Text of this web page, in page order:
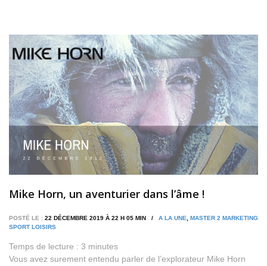
Mike Horn, un aventurier dans l’âme !
POSTÉ LE : 22 DÉCEMBRE 2019 À 22 H 05 MIN / A LA UNE, MASTER 2 MARKETING
SPORT LOISIRS
Temps de lecture : 3 minutes
Vous avez surement entendu parler de l’explorateur Mike Horn